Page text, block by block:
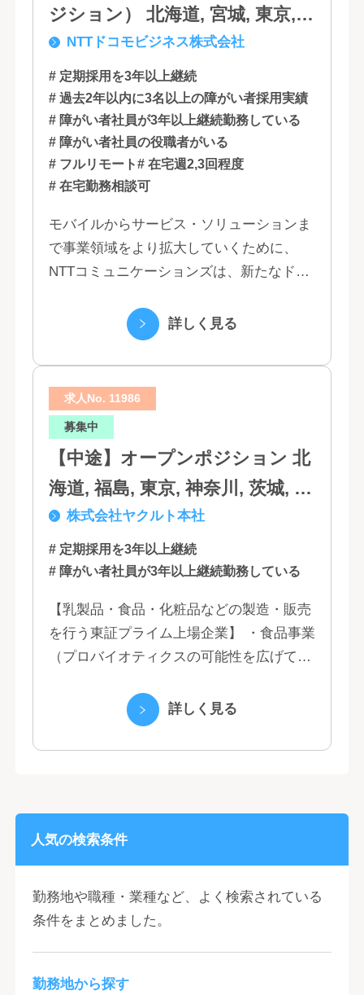
ジション） 北海道, 宮城, 東京,
石川, 愛知, 大阪, 広島, 香川, 福岡
NTTドコモビジネス株式会社
# 定期採用を3年以上継続
# 過去2年以内に3名以上の障がい者採用実績
# 障がい者社員が3年以上継続勤務している
# 障がい者社員の役職者がいる
# フルリモート# 在宅週2,3回程度
# 在宅勤務相談可
モバイルからサービス・ソリューションま
で事業領域をより拡大していくために、
NTTコミュニケーションズは、新たなドコ
たちは、クラウド、ネットワーク、セキュ
リティといっ...
詳しく見る
求人No. 11986
募集中
【中途】オープンポジション 北
海道, 福島, 東京, 神奈川, 茨城, 静
岡, 大阪, 兵庫, 福岡, 佐賀
株式会社ヤクルト本社
# 定期採用を3年以上継続
# 障がい者社員が3年以上継続勤務している
【乳製品・食品・化粧品などの製造・販売
を行う東証プライム上場企業】 ・食品事業
（プロバイオティクスの可能性を広げてい
る優れた機能性飲料） ・国際事業（40の
詳しく見る
人気の検索条件
勤務地や職種・業種など、よく検索されている
条件をまとめました。
勤務地から探す